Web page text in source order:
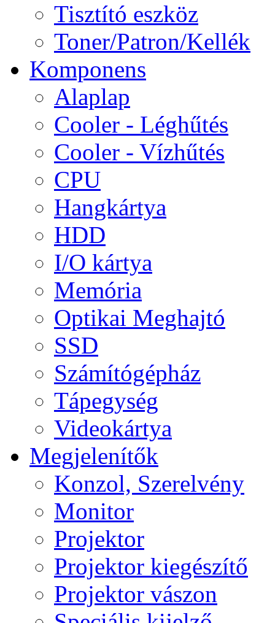
Tisztító eszköz
Toner/Patron/Kellék
Komponens
Alaplap
Cooler - Léghűtés
Cooler - Vízhűtés
CPU
Hangkártya
HDD
I/O kártya
Memória
Optikai Meghajtó
SSD
Számítógépház
Tápegység
Videokártya
Megjelenítők
Konzol, Szerelvény
Monitor
Projektor
Projektor kiegészítő
Projektor vászon